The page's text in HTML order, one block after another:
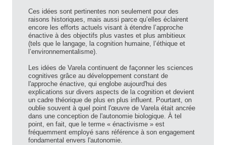
Ces idées sont pertinentes non seulement pour des
raisons historiques, mais aussi parce qu’elles éclairent
encore les efforts actuels visant à étendre l’approche
énactive à des objectifs plus vastes et plus ambitieux
(tels que le langage, la cognition humaine, l’éthique et
l’environnementalisme).
Les idées de Varela continuent de façonner les sciences
cognitives grâce au développement constant de
l'approche énactive, qui englobe aujourd'hui des
explications sur divers aspects de la cognition et devient
un cadre théorique de plus en plus influent. Pourtant, on
oublie souvent à quel point l'œuvre de Varela était ancrée
dans une conception de l'autonomie biologique. À tel
point, en fait, que le terme « énactivisme » est
fréquemment employé sans référence à son engagement
fondamental envers l'autonomie.